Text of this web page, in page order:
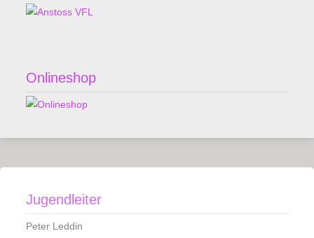
Onlineshop
Jugendleiter
Peter Leddin